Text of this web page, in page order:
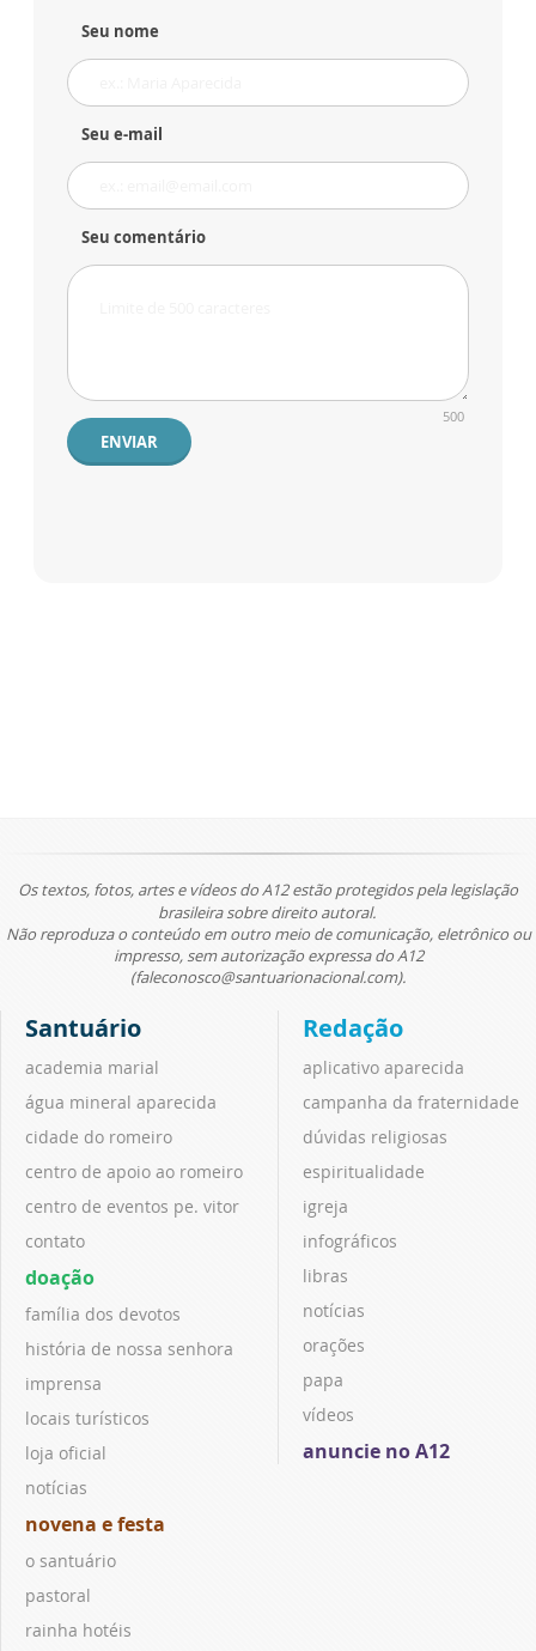
Seu nome
Seu e-mail
Seu comentário
500
ENVIAR
Os textos, fotos, artes e vídeos do A12 estão protegidos pela legislação
brasileira sobre direito autoral.
Não reproduza o conteúdo em outro meio de comunicação, eletrônico ou
impresso, sem autorização expressa do A12
(faleconosco@santuarionacional.com).
Santuário
academia marial
água mineral aparecida
cidade do romeiro
centro de apoio ao romeiro
centro de eventos pe. vitor
contato
doação
família dos devotos
história de nossa senhora
imprensa
locais turísticos
loja oficial
notícias
novena e festa
o santuário
pastoral
rainha hotéis
Redação
aplicativo aparecida
campanha da fraternidade
dúvidas religiosas
espiritualidade
igreja
infográficos
libras
notícias
orações
papa
vídeos
anuncie no A12